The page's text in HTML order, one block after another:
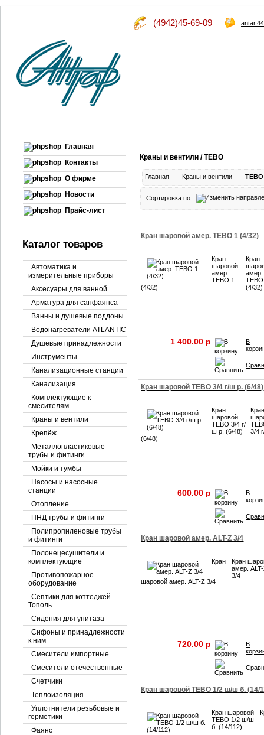
(4942)45-69-09
Главная
Контакты
О фирме
Новости
Прайс-лист
Каталог товаров
Автоматика и
измерительные приборы
Аксесуары для ванной
Арматура для санфаянса
Ванны и душевые поддоны
Водонагреватели ATLANTIC
Душевые принадлежности
Инструменты
Канализационные станции
Канализация
Комплектующие к
смесителям
Краны и вентили
Крепёж
Металлопластиковые
трубы и фитинги
Мойки и тумбы
Насосы и насосные
станции
Отопление
ПНД трубы и фитинги
Полипропиленовые трубы
и фитинги
Полонецесушители и
комплектующие
Противопожарное
оборудование
Септики для коттеджей
Тополь
Сидения для унитаза
Сифоны и принадлежности
к ним
Смесители импортные
Смесители отечественные
Счетчики
Теплоизоляция
Уплотнители резьбовые и
герметики
Фаянс
Краны и вентили / TEBO
Главная Краны и вентили TEBO
Сортировка по:
Кран шаровой амер. TEBO 1 (4/32)
Кран
шаровой
амер.
TEBO 1
(4/32)
Кран
амер.
(4/32)
1 400.00 p
В
Кран шаровой TEBO 3/4 г/ш р. (6/48)
Кран
шаровой
TEBO 3/4 г/
ш р. (6/48)
3/4
(6/48)
600.00 p
В
Кран шаровой амер. ALT-Z 3/4
Кран
шаровой амер. ALT-Z 3/4
Кран
амер.
3/4
720.00 p
В
Кран шаровой TEBO 1/2 ш/ш б. (14/
Кран шаровой
TEBO 1/2 ш/ш
б. (14/112)